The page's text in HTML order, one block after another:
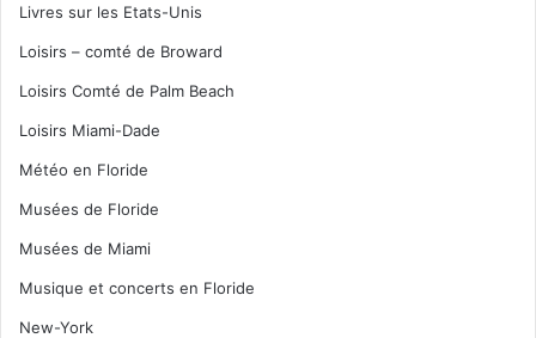
Livres sur les Etats-Unis
Loisirs – comté de Broward
Loisirs Comté de Palm Beach
Loisirs Miami-Dade
Météo en Floride
Musées de Floride
Musées de Miami
Musique et concerts en Floride
New-York